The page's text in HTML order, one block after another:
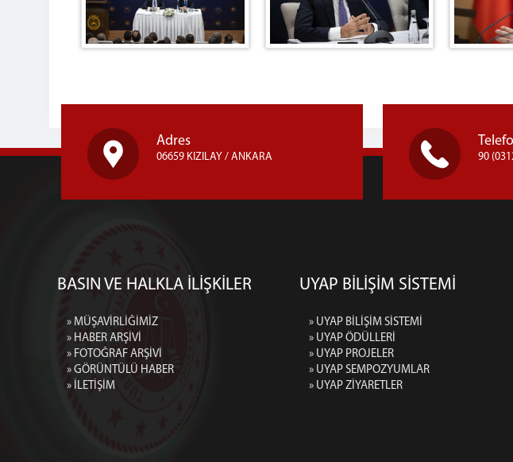
Adres
06659 KIZILAY / ANKARA 90
BASIN VE HALKLA İLİŞKİLER
» MÜŞAVİRLİĞİMİZ
» HABER ARŞİVİ
» FOTOĞRAF ARŞİVİ
» GÖRÜNTÜLÜ HABER
» İLETİŞİM
UYAP BİLİŞİM SİSTEMİ
» UYAP BİLİŞİM SİSTEMİ
» UYAP ÖDÜLLERİ
» UYAP PROJELER
» UYAP SEMPOZYUMLAR
» UYAP ZİYARETLER